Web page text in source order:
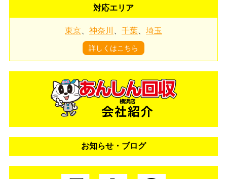
対応エリア
東京 神奈川 千葉 埼玉
詳しくはこちら
お知らせ・ブログ